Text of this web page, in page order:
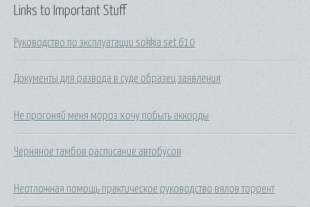
Links to Important Stuff
Руководство по эксплуатации sokkia set 610
Документы для развода в суде образец заявления
Не прогоняй меня мороз хочу побыть аккорды
Черняное тамбов расписание автобусов
Неотложная помощь практическое руководство вялов торрент